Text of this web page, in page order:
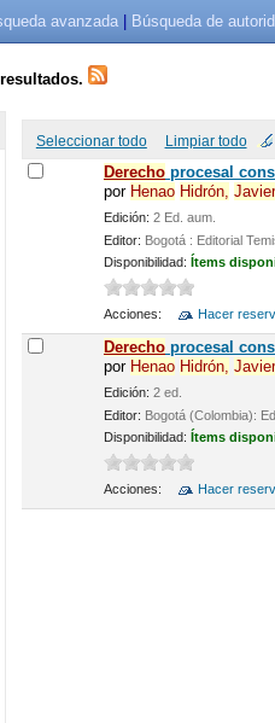
avanzada Búsqueda de
Seleccionar todo Limpiar todo
Derechoprocesal
por Henao Hidrón, Javier
Edición: 2 Ed. aum.
Editor: Bogotá : Editorial
Disponibilidad: Ítems
Acciones: Hacer
Derechoprocesal
por Henao Hidrón, Javier
Edición: 2 ed.
Editor: Bogotá (Colombia):
Disponibilidad: Ítems
Acciones: Hacer